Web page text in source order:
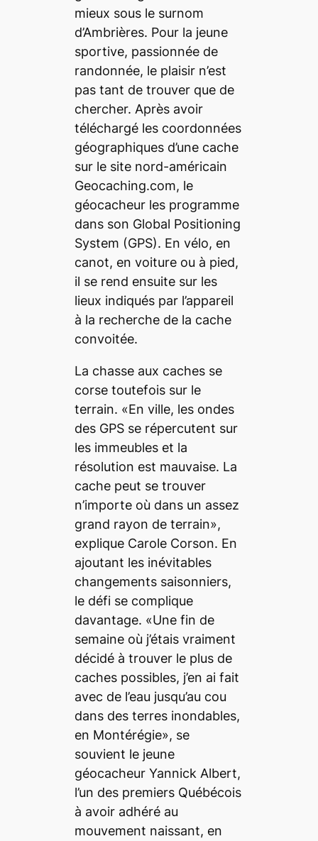
mieux sous le surnom
d’Ambrières. Pour la jeune
sportive, passionnée de
randonnée, le plaisir n’est
pas tant de trouver que de
chercher. Après avoir
téléchargé les coordonnées
géographiques d’une cache
sur le site nord-américain
Geocaching.com, le
géocacheur les programme
dans son Global Positioning
System (GPS). En vélo, en
canot, en voiture ou à pied,
il se rend ensuite sur les
lieux indiqués par l’appareil
à la recherche de la cache
convoitée.
La chasse aux caches se
corse toutefois sur le
terrain. «En ville, les ondes
des GPS se répercutent sur
les immeubles et la
résolution est mauvaise. La
cache peut se trouver
n’importe où dans un assez
grand rayon de terrain»,
explique Carole Corson. En
ajoutant les inévitables
changements saisonniers,
le défi se complique
davantage. «Une fin de
semaine où j’étais vraiment
décidé à trouver le plus de
caches possibles, j’en ai fait
avec de l’eau jusqu’au cou
dans des terres inondables,
en Montérégie», se
souvient le jeune
géocacheur Yannick Albert,
l’un des premiers Québécois
à avoir adhéré au
mouvement naissant, en